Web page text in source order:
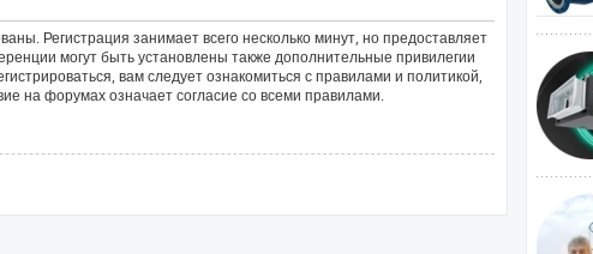
Регистрация занимает всего несколько минут, но предоставляет
могут быть установлены также дополнительные привилегии
вам следует ознакомиться с правилами и политикой,
на форумах означает согласие со всеми правилами.